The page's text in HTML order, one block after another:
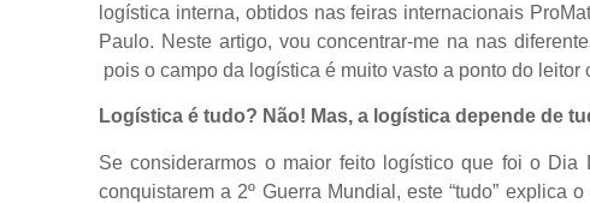
logística interna, obtidos nas feiras internacionais
Paulo. Neste artigo, vou concentrar-me na nas
pois o campo da logística é muito vasto a ponto do leitor
Logística é tudo? Não! Mas, a logística depende de
Se considerarmos o maior feito logístico que foi o
conquistarem a 2º Guerra Mundial, este “tudo” explica